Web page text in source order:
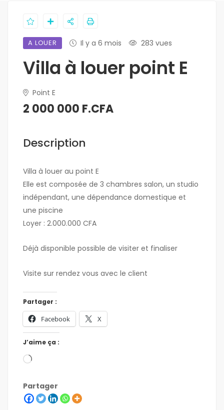
A LOUER Il y a 6 mois 283 vues
Villa à louer point E
Point E
2 000 000 F.CFA
Description
Villa à louer au point E
Elle est composée de 3 chambres salon, un studio
indépendant, une dépendance domestique et
une piscine
Loyer : 2.000.000 CFA
Déjà disponible possible de visiter et finaliser
Visite sur rendez vous avec le client
Partager :
Facebook X
J’aime ça :
Partager